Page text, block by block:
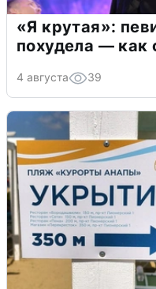
«Я крутая»:
похудела — как
4 августа 39